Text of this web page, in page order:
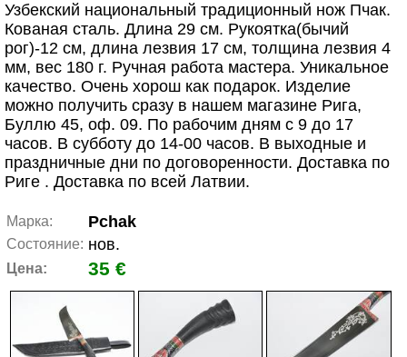
Узбекский национальный традиционный нож Пчак.
Кованая сталь. Длина 29 см. Рукоятка(бычий
рог)-12 см, длина лезвия 17 см, толщина лезвия 4
мм, вес 180 г. Ручная работа мастера. Уникальное
качество. Очень хорош как подарок. Изделие
можно получить сразу в нашем магазине Рига,
Буллю 45, оф. 09. По рабочим дням с 9 до 17
часов. В субботу до 14-00 часов. В выходные и
праздничные дни по договоренности. Доставка по
Риге . Доставка по всей Латвии.
Марка: Pchak
Состояние: нов.
Цена: 35 €